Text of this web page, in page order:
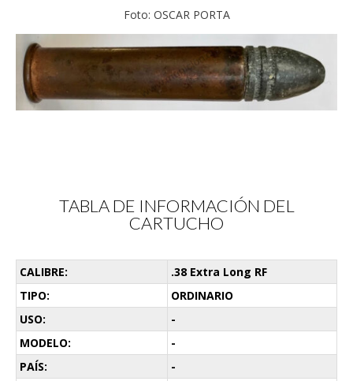
Foto: OSCAR PORTA
TABLA DE INFORMACIÓN DEL
CARTUCHO
CALIBRE:
.38 Extra Long RF
TIPO:
ORDINARIO
USO:
-
MODELO:
-
PAÍS:
-